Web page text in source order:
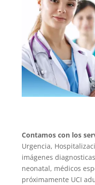
Contamos con los
Urgencia,
imágenes
neonatal, médicos
próximamente UCI